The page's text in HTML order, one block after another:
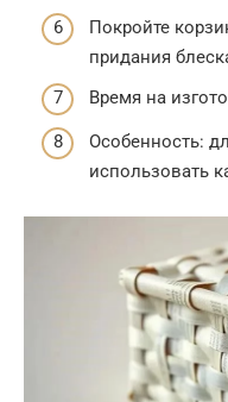
Покройте
придания
Время на
Особенность:
использовать